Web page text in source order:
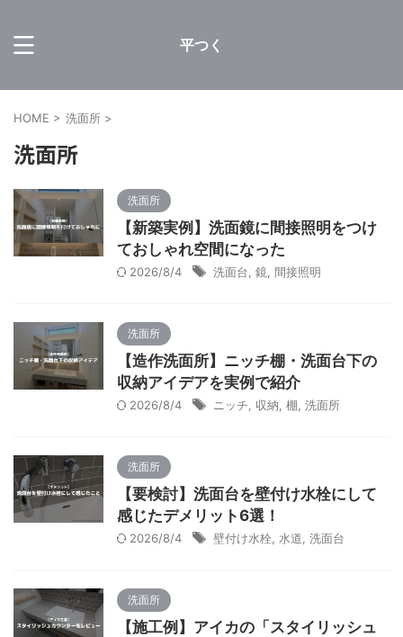
平つく
HOME > 洗面所 >
洗面所
洗面所
【新築実例】洗面鏡に間接照明をつけ
ておしゃれ空間になった
2026/8/4 洗面台 鏡 間接照明
洗面所
【造作洗面所】ニッチ棚・洗面台下の
収納アイデアを実例で紹介
2026/8/4 ニッチ 収納 棚 洗面所
洗面所
【要検討】洗面台を壁付け水栓にして
感じたデメリット6選！
2026/8/4 壁付け水栓 水道 洗面台
洗面所
【施工例】アイカの「スタイリッシュ